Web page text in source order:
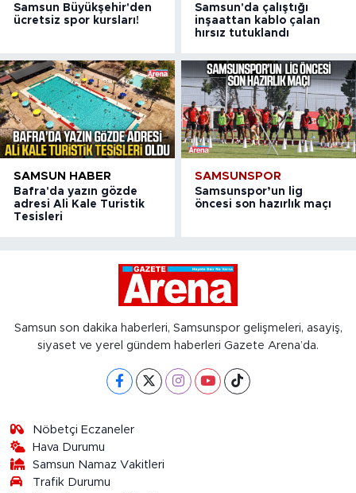
Samsun Büyükşehir'den
ücretsiz spor kursları!
Samsun'da çalıştığı
inşaattan kablo çalan
hırsız tutuklandı
SAMSUN HABER
Bafra'da yazın gözde
adresi Ali Kale Turistik
Tesisleri
SAMSUNSPOR
Samsunspor’un lig
öncesi son hazırlık maçı
Samsun son dakika haberleri, Samsunspor gelişmeleri, asayiş,
siyaset ve yerel gündem haberleri Gazete Arena’da.
Nöbetçi Eczaneler
Hava Durumu
Samsun Namaz Vakitleri
Trafik Durumu